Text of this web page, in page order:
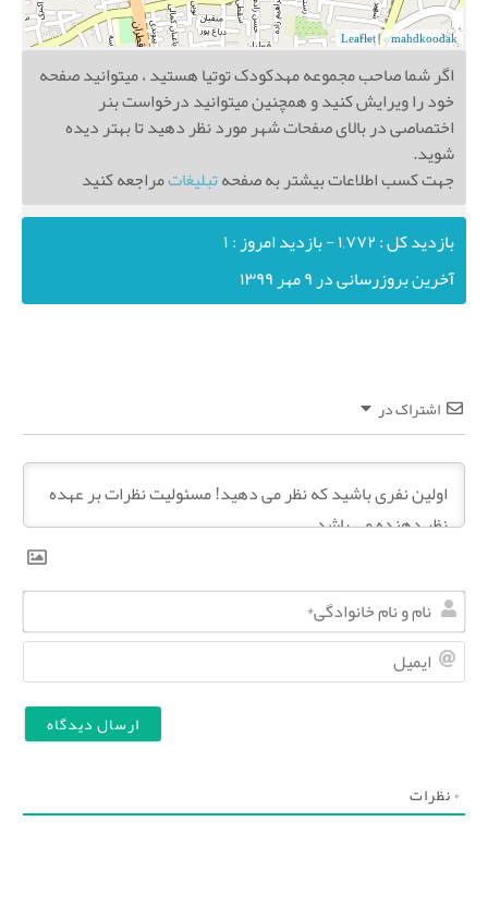
Leaflet|© mahdkoodak
اگر شما صاحب مجموعه مهدکودک توتیا هستید ، میتوانید صفحه
خود را ویرایش کنید و همچنین میتوانید درخواست بنر
اختصاصی در بالای صفحات شهر مورد نظر دهید تا بهتر دیده
شوید.
جهت کسب اطلاعات بیشتر به صفحهتبلیغاتمراجعه کنید
بازدید کل : ۱,۷۷۲ - بازدید امروز : ۱
آخرین بروزرسانی در ۹ مهر ۱۳۹۹
اشتراک در
ا
م
م
ی
۰نظرات